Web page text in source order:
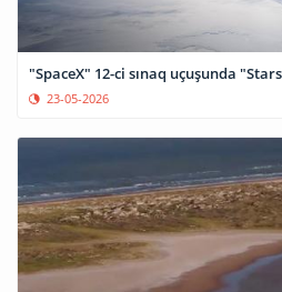
"SpaceX" 12-ci sınaq uçuşunda
23-05-2026